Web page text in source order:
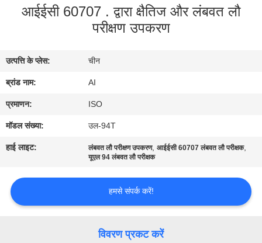
भ्रमण
नियंत्रण
संपर्क
करें
मामलों
आईईसी 60707 . द्वारा क्षैतिज और लंबवत लौ
परीक्षण उपकरण
उत्पत्ति के प्लेस: चीन
ब्रांड नाम: AI
प्रमाणन: ISO
मॉडल संख्या: उल-94T
हाई लाइट: लंबवत लौ परीक्षण उपकरण,आईईसी 60707 लंबवत लौ परीक्षक,
यूएल 94 लंबवत लौ परीक्षक
हमसे संपर्क करें!
विवरण प्रकट करें